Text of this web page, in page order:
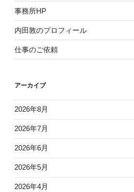
事務所HP
内田敦のプロフィール
仕事のご依頼
アーカイブ
2026年8月
2026年7月
2026年6月
2026年5月
2026年4月